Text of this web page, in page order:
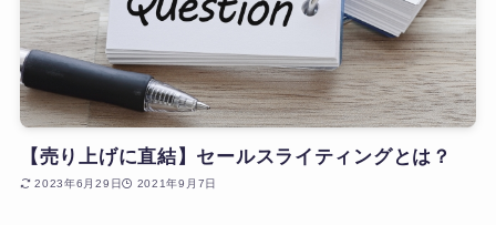
【売り上げに直結】セールスライティングとは？
2023年6月29日 2021年9月7日